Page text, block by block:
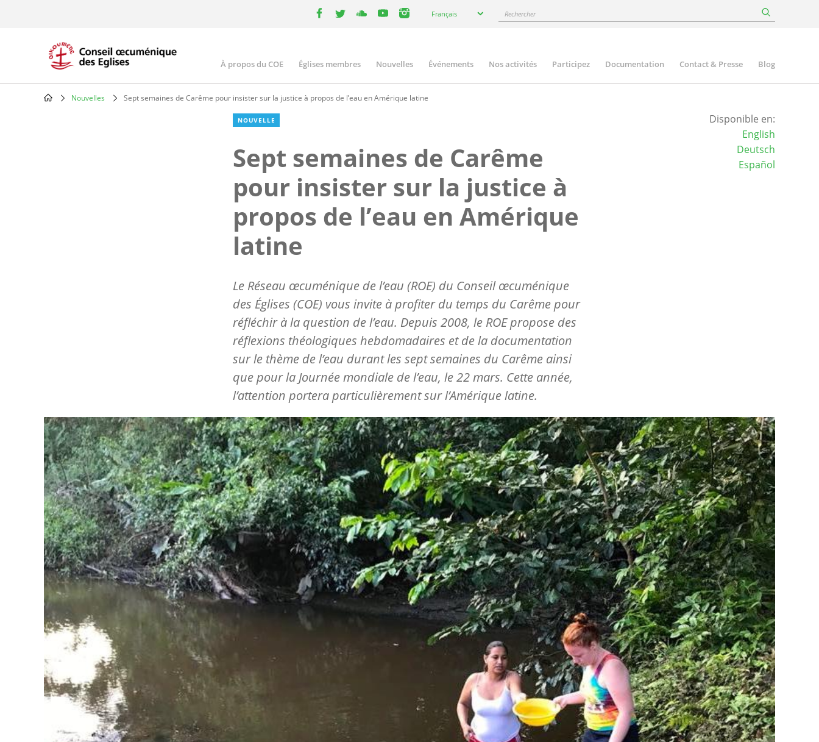
your
Français Rechercher
Main
navigation
À propos du COE Églises membres Nouvelles Événements Nos activités Participez Documentation Contact & Presse Blog
Nouvelles Sept semaines de Carême pour insister sur la justice à propos de l’eau en Amérique latine
NOUVELLE
Sept semaines de Carême
pour insister sur la justice à
propos de l’eau en Amérique
latine
Le Réseau œcuménique de l’eau (ROE) du Conseil œcuménique
des Églises (COE) vous invite à profiter du temps du Carême pour
réfléchir à la question de l’eau. Depuis 2008, le ROE propose des
réflexions théologiques hebdomadaires et de la documentation
sur le thème de l’eau durant les sept semaines du Carême ainsi
que pour la Journée mondiale de l’eau, le 22 mars. Cette année,
l’attention portera particulièrement sur l’Amérique latine.
Disponible en:
English
Deutsch
Español
Image